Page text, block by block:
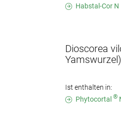
Habstal-Cor N
Dioscorea
Yamswurzel)
Ist enthalten in:
Phytocortal ®